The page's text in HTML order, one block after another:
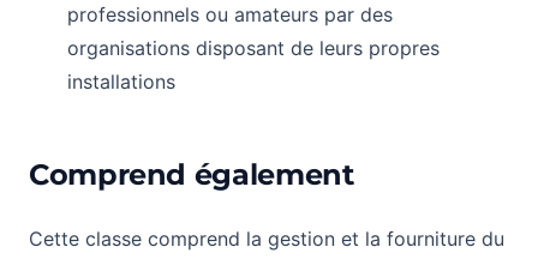
professionnels ou amateurs par des
organisations disposant de leurs propres
installations
Comprend également
Cette classe comprend la gestion et la fourniture du